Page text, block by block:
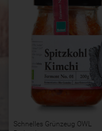
Schnelles Grünzeug OWL